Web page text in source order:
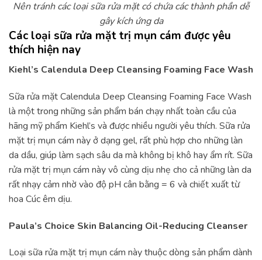
Nên tránh các loại sữa rửa mặt có chứa các thành phần dễ
gây kích ứng da
Các loại sữa rửa mặt trị mụn cám được yêu
thích hiện nay
Kiehl’s Calendula Deep Cleansing Foaming Face Wash
Sữa rửa mặt Calendula Deep Cleansing Foaming Face Wash
là một trong những sản phẩm bán chạy nhất toàn cầu của
hãng mỹ phẩm Kiehl’s và được nhiều người yêu thích. Sữa rửa
mặt trị mụn cám này ở dạng gel, rất phù hợp cho những làn
da dầu, giúp làm sạch sâu da mà không bị khô hay ẩm rít. Sữa
rửa mặt trị mụn cám này vô cùng dịu nhẹ cho cả những làn da
rất nhạy cảm nhờ vào độ pH cân bằng = 6 và chiết xuất từ
hoa Cúc êm dịu.
Paula’s Choice Skin Balancing Oil-Reducing Cleanser
Loại sữa rửa mặt trị mụn cám này thuộc dòng sản phẩm dành